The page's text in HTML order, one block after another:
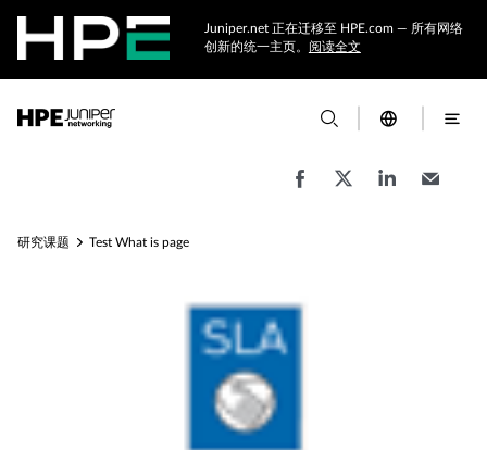
Juniper.net 正在迁移至 HPE.com — 所有网络
创新的统一主页。 阅读全文
研究课题 Test What is page